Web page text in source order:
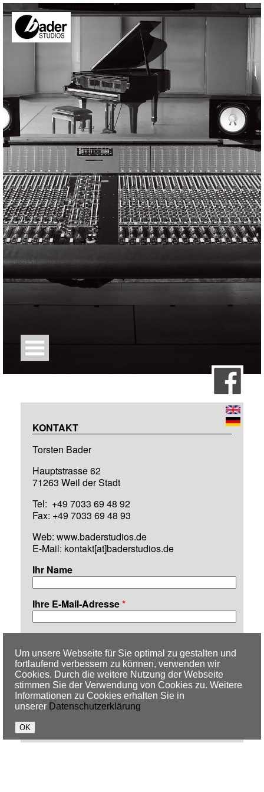
Direkt zum Inhalt
Um unsere Webseite für Sie optimal zu gestalten und
fortlaufend verbessern zu können, verwenden wir
Cookies. Durch die weitere Nutzung der Webseite
stimmen Sie der Verwendung von Cookies zu. Weitere
Informationen zu Cookies erhalten Sie in
unserer Datenschutzerklärung
KONTAKT
Torsten Bader
Hauptstrasse 62
71263 Weil der Stadt
Tel: +49 7033 69 48 92
Fax: +49 7033 69 48 93
Web: www.baderstudios.de
E-Mail: kontakt[at]baderstudios.de
Ihr Name
Ihre E-Mail-Adresse*
Nachricht*
Datenschutz*